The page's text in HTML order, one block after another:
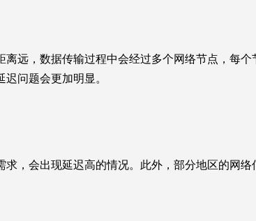
远，数据传输过程中会经过多个网络节点，每个
问题会更加明显。
，会出现延迟高的情况。此外，部分地区的网络